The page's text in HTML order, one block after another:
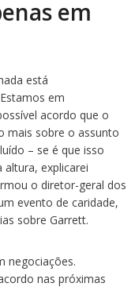
em
está
em
acordo que o
mais sobre o assunto
– se é que isso
altura, explicarei
o diretor-geral dos
evento de caridade,
sobre Garrett.
negociações.
nas próximas